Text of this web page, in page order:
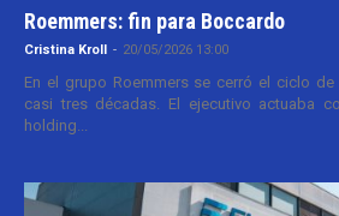
Roemmers: fin para Boccardo
Cristina Kroll - 20/05/2026 13:00
En el grupo Roemmers se cerró el ciclo
casi tres décadas. El ejecutivo actuaba
holding...